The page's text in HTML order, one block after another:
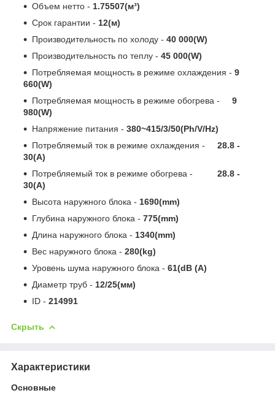
Объем нетто - 1.75507(м³)
Срок гарантии - 12(м)
Производительность по холоду - 40 000(W)
Производительность по теплу - 45 000(W)
Потребляемая мощность в режиме охлаждения - 9
660(W)
Потребляемая мощность в режиме обогрева - 9
980(W)
Напряжение питания - 380~415/3/50(Ph/V/Hz)
Потребляемый ток в режиме охлаждения -
28.8 -
30(A)
Потребляемый ток в режиме обогрева - 28.8 -
30(A)
Высота наружного блока - 1690(mm)
Глубина наружного блока - 775(mm)
Длина наружного блока - 1340(mm)
Вес наружного блока - 280(kg)
Уровень шума наружного блока - 61(dB (A)
Диаметр труб - 12/25(мм)
ID - 214991
Скрыть
Характеристики
Основные